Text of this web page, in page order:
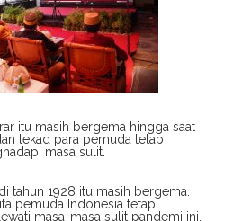
itu masih bergema hingga saat
tekad para pemuda tetap
masa sulit.
tahun 1928 itu masih bergema.
pemuda Indonesia tetap
masa-masa sulit pandemi ini,